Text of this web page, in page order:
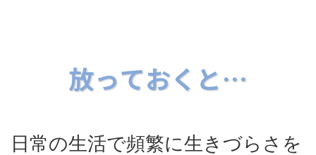
日常の生活で頻繁に生きづらさを